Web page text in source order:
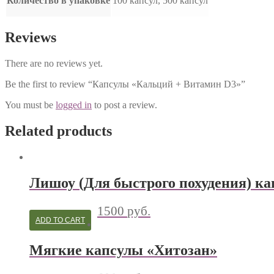
Reviews
There are no reviews yet.
Be the first to review “Капсулы «Кальций + Витамин D3»”
You must be logged in to post a review.
Related products
Лишоу (Для быстрого похудения)
1500 руб.
ADD TO CART
Мягкие капсулы «Хитозан»